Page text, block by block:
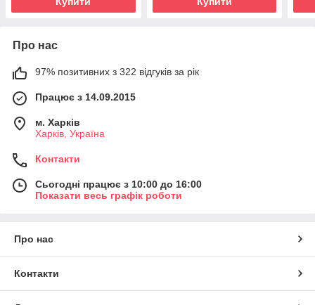
Про нас
97% позитивних з 322 відгуків за рік
Працює з 14.09.2015
м. Харків
Харків, Україна
Контакти
Сьогодні працює з 10:00 до 16:00
Показати весь графік роботи
Про нас
Контакти